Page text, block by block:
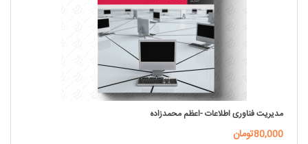
مدیریت فناوری اطلاعات -اعظم محمدزاده
80,000تومان